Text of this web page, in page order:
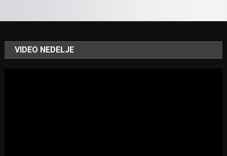
VIDEO NEDELJE